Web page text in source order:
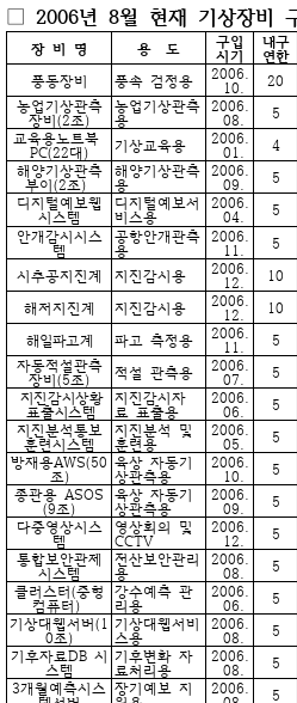
□ 2006년 8월 현재 기상장비
장 비 명 용 도 구입
시기
내구
연한
풍동장비
풍속 검정용 2006.
10. 20
농업기상관측
장비(2조)
농업기상관측
용
2006.
08. 5
교육용노트북
PC(22대) 기상교육용 2006.
01. 4
해양기상관측
부이(2조)
해양기상관측
용
2006.
09. 5
디지털예보웹
시스템
디지털예보서
비스용
2006.
04. 5
안개감시시스
템
공항안개관측
용
2006.
11. 5
시추공지진계
지진감시용 2006.
12. 10
해저지진계
지진감시용 2006.
12. 10
해일파고계
파고 측정용 2006.
11. 5
자동적설관측
장비(5조) 적설 관측용 2006.
07. 5
지진감시상황
표출시스템
지진감시자
료 표출용
2006.
06. 5
지진분석통보
훈련시스템
지진분석 및
훈련용
2006.
05. 5
방재용AWS(50
조)
육상 자동기
상관측용
2006.
10. 5
종관용 ASOS
(9조)
육상 자동기
상관측용
2006.
09. 5
다중영상시스
템
영상회의 및
CCTV
2006.
12. 5
통합보안관제
시스템
전산보안관리
용
2006.
08. 5
클러스터(중형
컴퓨터)
강수예측 관
리용
2006.
06. 5
기상대웹서버(1
0조)
기상대웹서비
스용
2006.
08. 5
기후자료DB 시
스템
기후변화 자
료처리용
2006.
08. 5
3개월예측시스 장기예보 지 2006. 5